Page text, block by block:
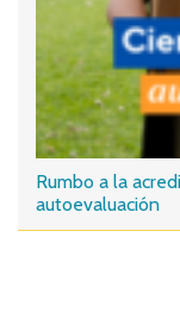
Rumbo a la
autoevaluación